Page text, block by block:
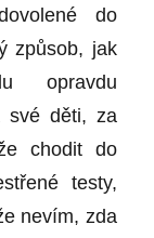
do
způsob, jak
opravdu
své děti, za
chodit do
testy,
nevím, zda